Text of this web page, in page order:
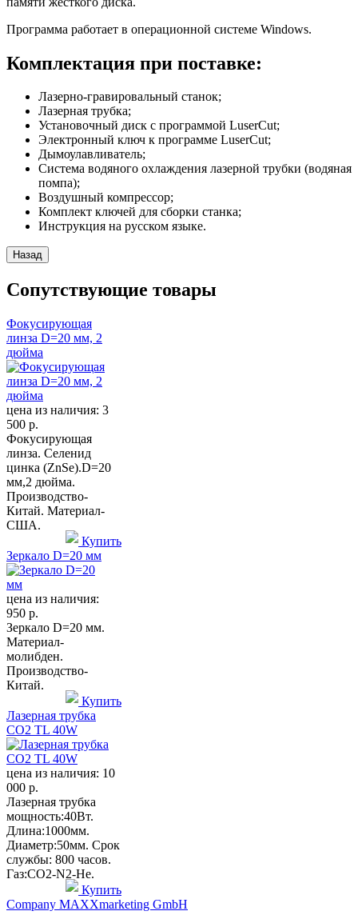
Программа работает в операционной системе Windows.
Комплектация при поставке:
Лазерно-гравировальный станок;
Лазерная трубка;
Установочный диск с программой LuserCut;
Электронный ключ к программе LuserCut;
Дымоулавливатель;
Система водяного охлаждения лазерной трубки (водяная
помпа);
Воздушный компрессор;
Комплект ключей для сборки станка;
Инструкция на русском языке.
Сопутствующие товары
Фокусирующая
линза D=20 мм, 2
дюйма
цена из наличия: 3
500 р.
Фокусирующая
линза. Селенид
цинка (ZnSe).D=20
мм,2 дюйма.
Производство-
Китай. Материал-
США.
Купить
Зеркало D=20 мм
цена из наличия:
950 р.
Зеркало D=20 мм.
Материал-
молибден.
Производство-
Китай.
Купить
Лазерная трубка
CO2 TL 40W
цена из наличия: 10
000 р.
Лазерная трубка
мощность:40Вт.
Длина:1000мм.
Диаметр:50мм. Срок
службы: 800 часов.
Газ:СО2-N2-He.
Купить
Company MAXXmarketing GmbH